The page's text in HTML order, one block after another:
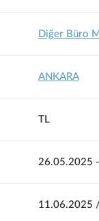
Diğer Büro
ANKARA
TL
26.05.2025
11.06.2025